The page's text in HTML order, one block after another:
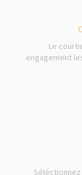
Le
engagement